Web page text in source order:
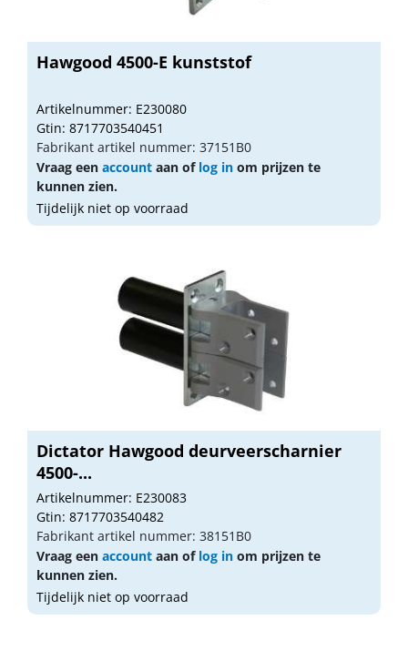
Hawgood 4500-E kunststof
Artikelnummer: E230080
Gtin: 8717703540451
Fabrikant artikel nummer: 37151B0
Vraag een account aan of log in om prijzen te
kunnen zien.
Tijdelijk niet op voorraad
Dictator Hawgood deurveerscharnier
4500-...
Artikelnummer: E230083
Gtin: 8717703540482
Fabrikant artikel nummer: 38151B0
Vraag een account aan of log in om prijzen te
kunnen zien.
Tijdelijk niet op voorraad